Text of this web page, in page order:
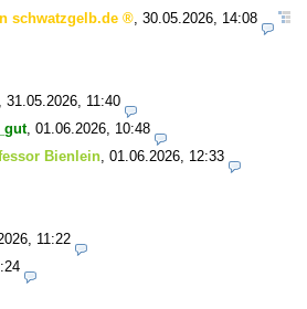
schwatzgelb.de
30.05.2026, 14:08
31.05.2026, 11:40
, 01.06.2026, 10:48
Bienlein 01.06.2026, 12:33
11:22